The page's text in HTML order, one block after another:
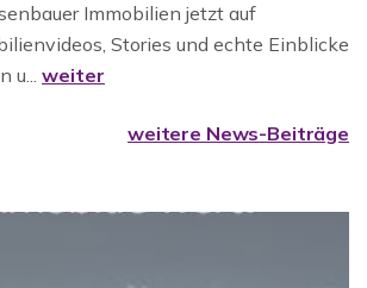
Immobilien jetzt auf
Stories und echte Einblicke
u... weiter
weitere News-Beiträge